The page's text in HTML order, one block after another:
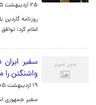
۲۵ اردیبهشت ۱۴۰۵، ۱۲:۲۵
روزنامه
اعلام کرد:
سفیر ایران
واشنگتن را
۱۹ اردیبهشت ۱۴۰۵، ۰۷:۱۶
سفیر جمهوری